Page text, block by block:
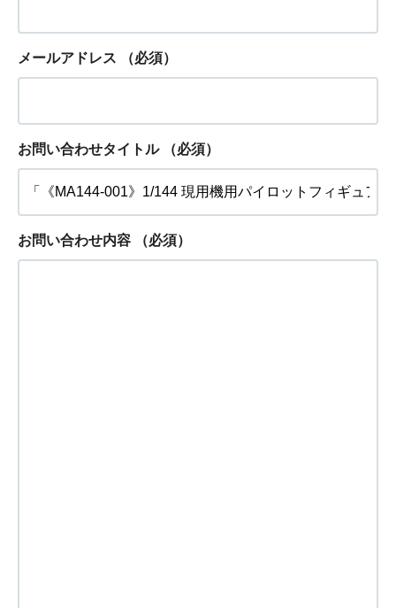
メールアドレス （必須）
お問い合わせタイトル （必須）
お問い合わせ内容 （必須）